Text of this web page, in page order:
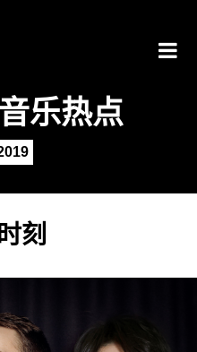
乐热点
刻